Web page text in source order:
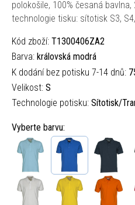
polokošile, 100% česaná
technologie tisku: sítotisk S3,
Kód zboží: T1300406ZA2
Barva: královská modrá
K dodání bez potisku 7-14 dnů:
Velikost: S
Technologie potisku: Sítotisk/
Vyberte barvu: